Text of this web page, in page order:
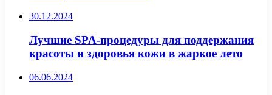
30.12.2024
Лучшие SPA-процедуры для поддержания
красоты и здоровья кожи в жаркое лето
06.06.2024